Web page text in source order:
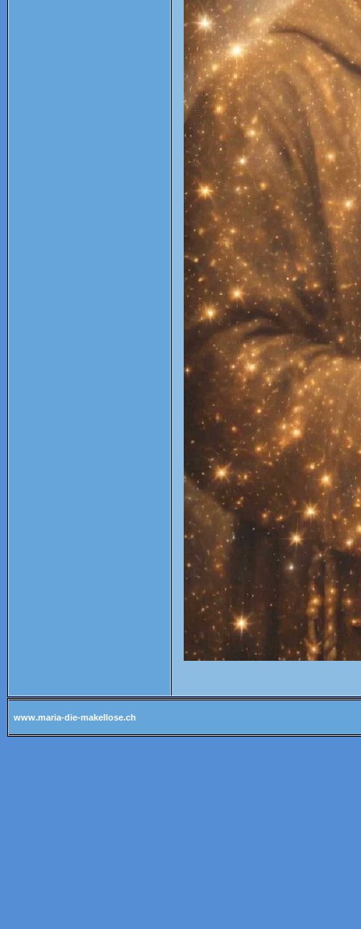
www.maria-die-makellose.ch